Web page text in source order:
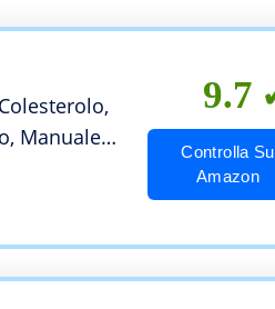
Manuale
9.7
Controlla Su
Amazon